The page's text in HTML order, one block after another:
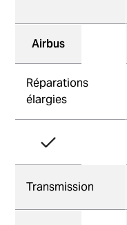
Airbus
Réparations
élargies
Transmission